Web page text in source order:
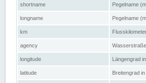
shortname Pegelname
longname Pegelname
km
agency
longitude Längengrad
latitude Breitengrad